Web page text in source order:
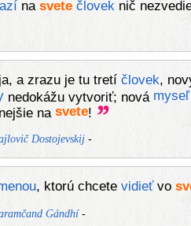
na svete človeknič
a zrazu je tu tretí človek,
nedokážu vytvoriť; nová myseľ
na svete!
Dostojevskij-
, ktorú chcete vidieťvo
Gándhí-